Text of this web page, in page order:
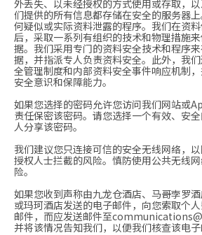
外丢失、以未经授权的方式使用或存取，
们提供的所有信息都存储在安全的服务器
何疑似或实际资料泄露的程序。我们在资
后，采取一系列有组织的技术和物理措施
据。我们采用专门的资料安全技术和程序
据，并指派专人负责资料安全。此外，我
全管理制度和内部资料安全事件响应机制
安全意识和保障能力。
如果您选择的密码允许您访问我们网站或
责任保密该密码。请您选择一个有效、安
人分享该密码。
我们建议您只连接可信的安全无线网络，
授权人士拦截的风险。慎防使用公共无线
险。
如果您收到声称由九龙仓酒店、马哥孛罗
或玛珂酒店发送的电子邮件，向您索取个
邮件，而应发送邮件至
并将该情况告知我们，以便我们核查该电子